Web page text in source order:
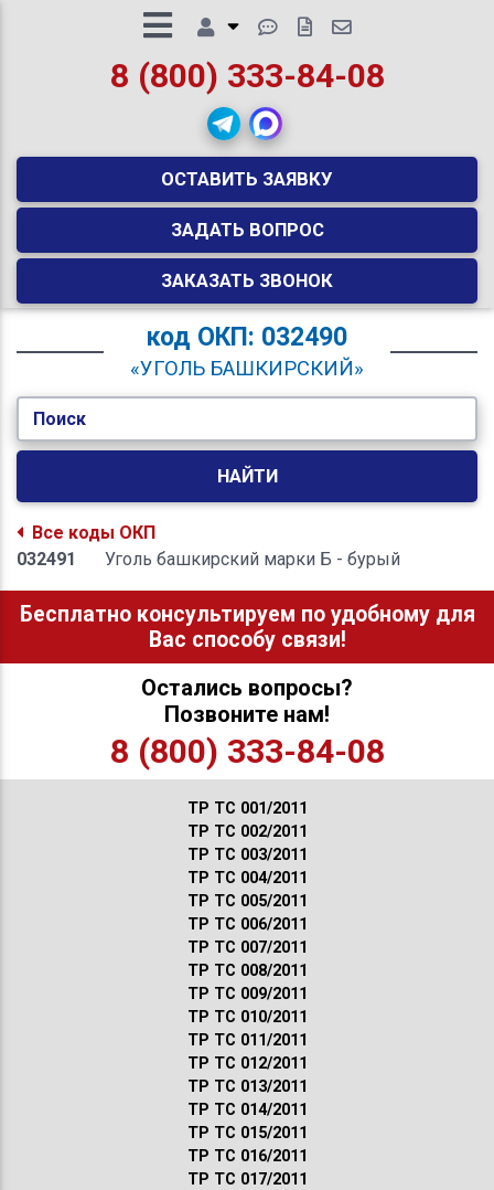
8 (800) 333-84-08
ОСТАВИТЬ ЗАЯВКУ
ЗАДАТЬ ВОПРОС
ЗАКАЗАТЬ ЗВОНОК
код ОКП: 032490
«УГОЛЬ БАШКИРСКИЙ»
Поиск
НАЙТИ
Все коды ОКП
032491
Уголь башкирский марки Б - бурый
Бесплатно консультируем по удобному для
Вас способу связи!
Остались вопросы?
Позвоните нам!
8 (800) 333-84-08
ТР ТС 001/2011
ТР ТС 002/2011
ТР ТС 003/2011
ТР ТС 004/2011
ТР ТС 005/2011
ТР ТС 006/2011
ТР ТС 007/2011
ТР ТС 008/2011
ТР ТС 009/2011
ТР ТС 010/2011
ТР ТС 011/2011
ТР ТС 012/2011
ТР ТС 013/2011
ТР ТС 014/2011
ТР ТС 015/2011
ТР ТС 016/2011
ТР ТС 017/2011